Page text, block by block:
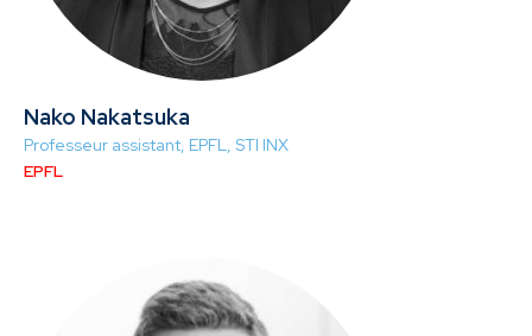
Nako Nakatsuka
Professeur assistant, EPFL, STI INX
EPFL